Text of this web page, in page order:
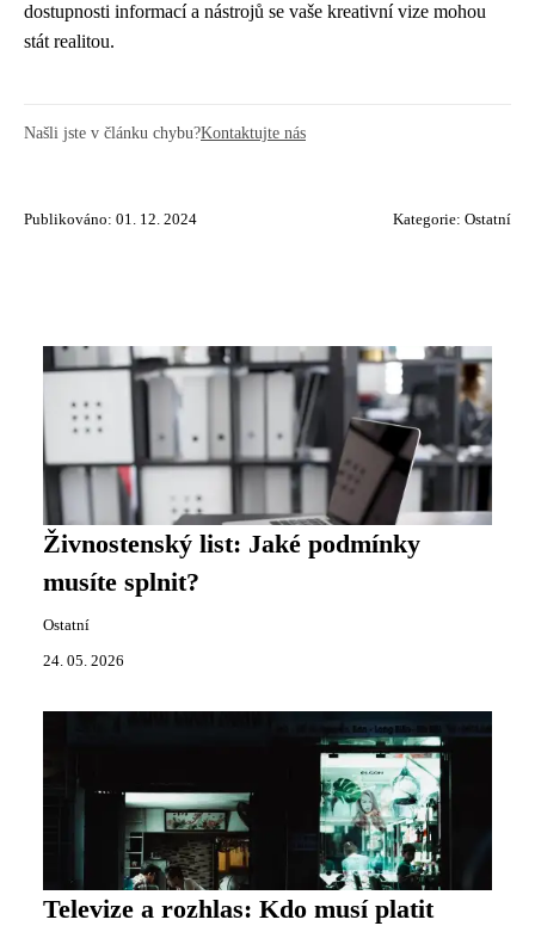
dostupnosti informací a nástrojů se vaše kreativní vize mohou
stát realitou.
Našli jste v článku chybu?Kontaktujte nás
Publikováno: 01. 12. 2024 Kategorie: Ostatní
Živnostenský list: Jaké podmínky
musíte splnit?
Ostatní
24. 05. 2026
Televize a rozhlas: Kdo musí platit